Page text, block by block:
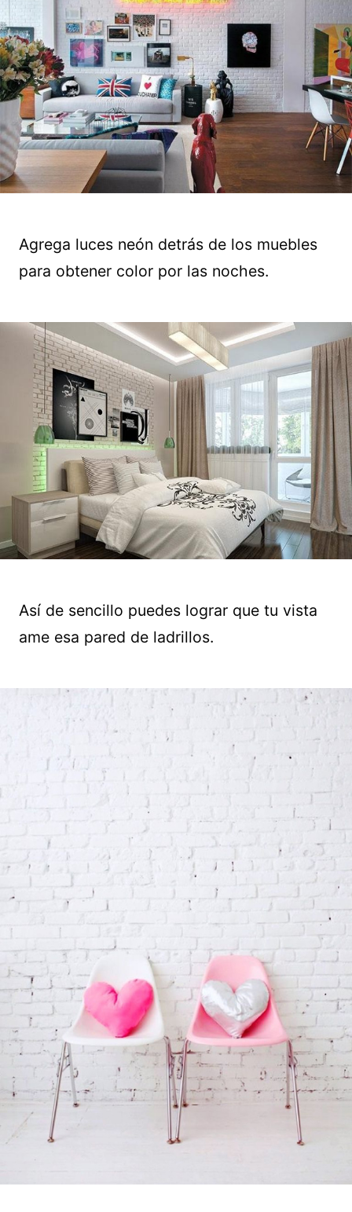
Agrega luces neón detrás de los muebles
para obtener color por las noches.
Así de sencillo puedes lograr que tu vista
ame esa pared de ladrillos.